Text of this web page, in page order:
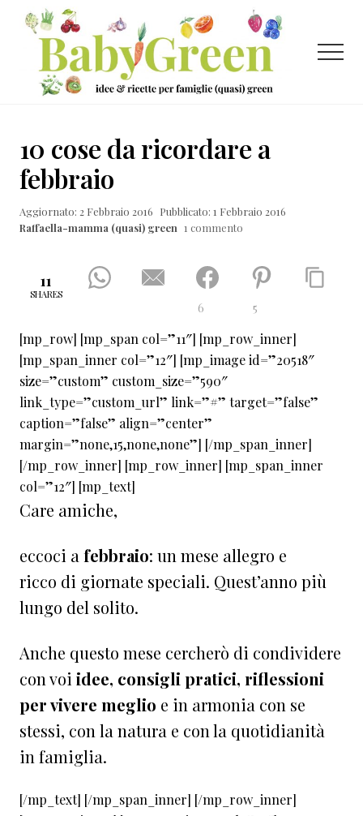
Menu
Passa
contenuto
principale
Passa
laterale
primaria
Passa
ricette
per
famiglie
Menu
10 cose da ricordare a
febbraio
Aggiornato: 2 Febbraio 2016 Pubblicato: 1 Febbraio 2016
Raffaella-mamma (quasi) green 1 commento
11
SHARES
6 5
[mp_row] [mp_span col=”11″] [mp_row_inner]
[mp_span_inner col=”12″] [mp_image id=”20518″
size=”custom” custom_size=”590″
link_type=”custom_url” link=”#” target=”false”
caption=”false” align=”center”
margin=”none,15,none,none”] [/mp_span_inner]
[/mp_row_inner] [mp_row_inner] [mp_span_inner
col=”12″] [mp_text]
Care amiche,
eccoci a febbraio: un mese allegro e
ricco di giornate speciali. Quest’anno più
lungo del solito.
Anche questo mese cercherò di condividere
con voi idee, consigli pratici, riflessioni
per vivere meglio e in armonia con se
stessi, con la natura e con la quotidianità
in famiglia.
[/mp_text] [/mp_span_inner] [/mp_row_inner]